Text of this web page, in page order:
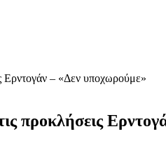
Ερντογάν – «Δεν υποχωρούμε»
προκλήσεις